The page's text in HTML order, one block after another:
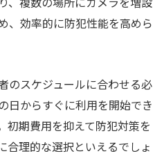
、効率的に防犯性能を高めら
のスケジュールに合わせる必
日からすぐに利用を開始でき
初期費用を抑えて防犯対策を
合理的な選択といえるでしょ